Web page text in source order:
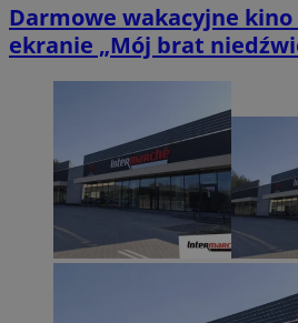
Darmowe wakacyjne kino
ekranie „Mój brat